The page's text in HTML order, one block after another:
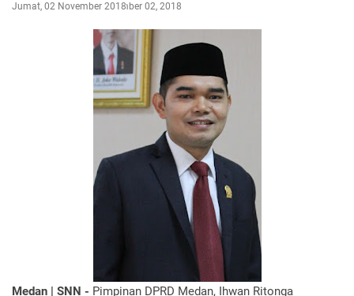
Jumat, 02 November 2018November 02, 2018
Medan | SNN - Pimpinan DPRD Medan, Ihwan Ritonga